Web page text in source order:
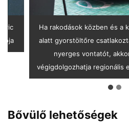
Ha rakodások közben és a
alatt gyorstöltőre
nyerges vontatót,
végigdolgozhatja regionális
Bővülő lehetőségek